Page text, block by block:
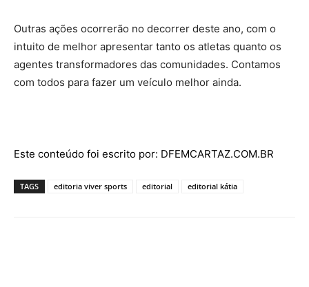
Outras ações ocorrerão no decorrer deste ano, com o
intuito de melhor apresentar tanto os atletas quanto os
agentes transformadores das comunidades. Contamos
com todos para fazer um veículo melhor ainda.
Este conteúdo foi escrito por: DFEMCARTAZ.COM.BR
TAGS editoria viver sports editorial editorial kátia